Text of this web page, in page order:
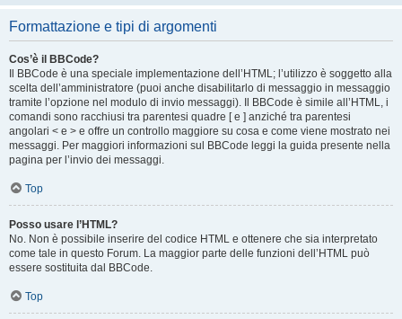
Formattazione e tipi di argomenti
Cos’è il BBCode?
Il BBCode è una speciale implementazione dell’HTML; l’utilizzo è soggetto alla
scelta dell’amministratore (puoi anche disabilitarlo di messaggio in messaggio
tramite l’opzione nel modulo di invio messaggi). Il BBCode è simile all’HTML, i
comandi sono racchiusi tra parentesi quadre [ e ] anziché tra parentesi
angolari < e > e offre un controllo maggiore su cosa e come viene mostrato nei
messaggi. Per maggiori informazioni sul BBCode leggi la guida presente nella
pagina per l’invio dei messaggi.
Top
Posso usare l’HTML?
No. Non è possibile inserire del codice HTML e ottenere che sia interpretato
come tale in questo Forum. La maggior parte delle funzioni dell’HTML può
essere sostituita dal BBCode.
Top